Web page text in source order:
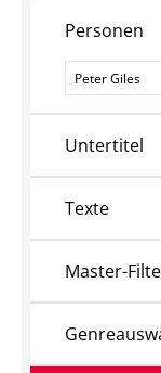
Personen
Personen
Untertitel
Texte
Master-